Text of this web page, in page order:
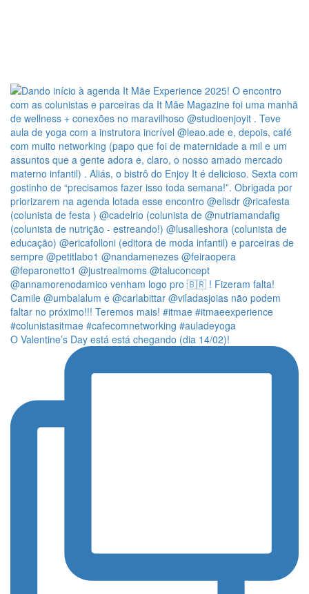
O Valentine’s Day está está chegando (dia 14/02)!